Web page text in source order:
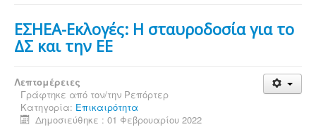
ΕΣΗΕΑ-Εκλογές: Η σταυροδοσία για το
ΔΣ και την ΕΕ
Λεπτομέρειες
Γράφτηκε από τον/την Ρεπόρτερ
Κατηγορία: Επικαιρότητα
Δημοσιεύθηκε : 01 Φεβρουαρίου 2022